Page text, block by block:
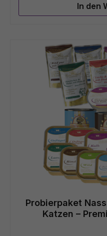
In den
Probierpaket
Katzen –